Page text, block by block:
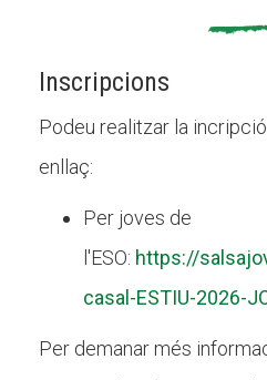
Inscripcions
Podeu realitzar la
enllaç:
Per joves de
l'ESO: https://
casal-ESTIU-2026-
Per demanar més